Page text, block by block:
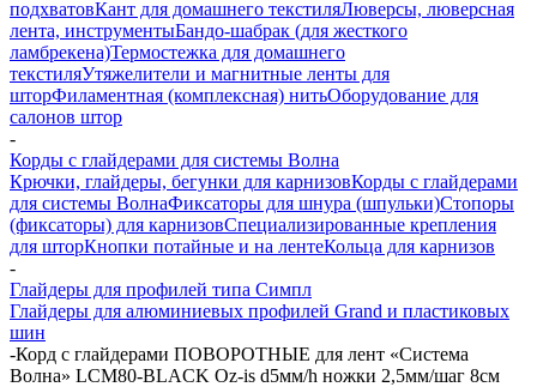
подхватовКант для домашнего текстиляЛюверсы, люверсная
лента, инструментыБандо-шабрак (для жесткого
ламбрекена)Термостежка для домашнего
текстиляУтяжелители и магнитные ленты для
шторФиламентная (комплексная) нитьОборудование для
салонов штор
-
Корды с глайдерами для системы Волна
Крючки, глайдеры, бегунки для карнизовКорды с глайдерами
для системы ВолнаФиксаторы для шнура (шпульки)Стопоры
(фиксаторы) для карнизовСпециализированные крепления
для шторКнопки потайные и на лентеКольца для карнизов
-
Глайдеры для профилей типа Симпл
Глайдеры для алюминиевых профилей Grand и пластиковых
шин
-Корд с глайдерами ПОВОРОТНЫЕ для лент «Система
Волна» LCM80-BLACK Oz-is d5мм/h ножки 2,5мм/шаг 8см